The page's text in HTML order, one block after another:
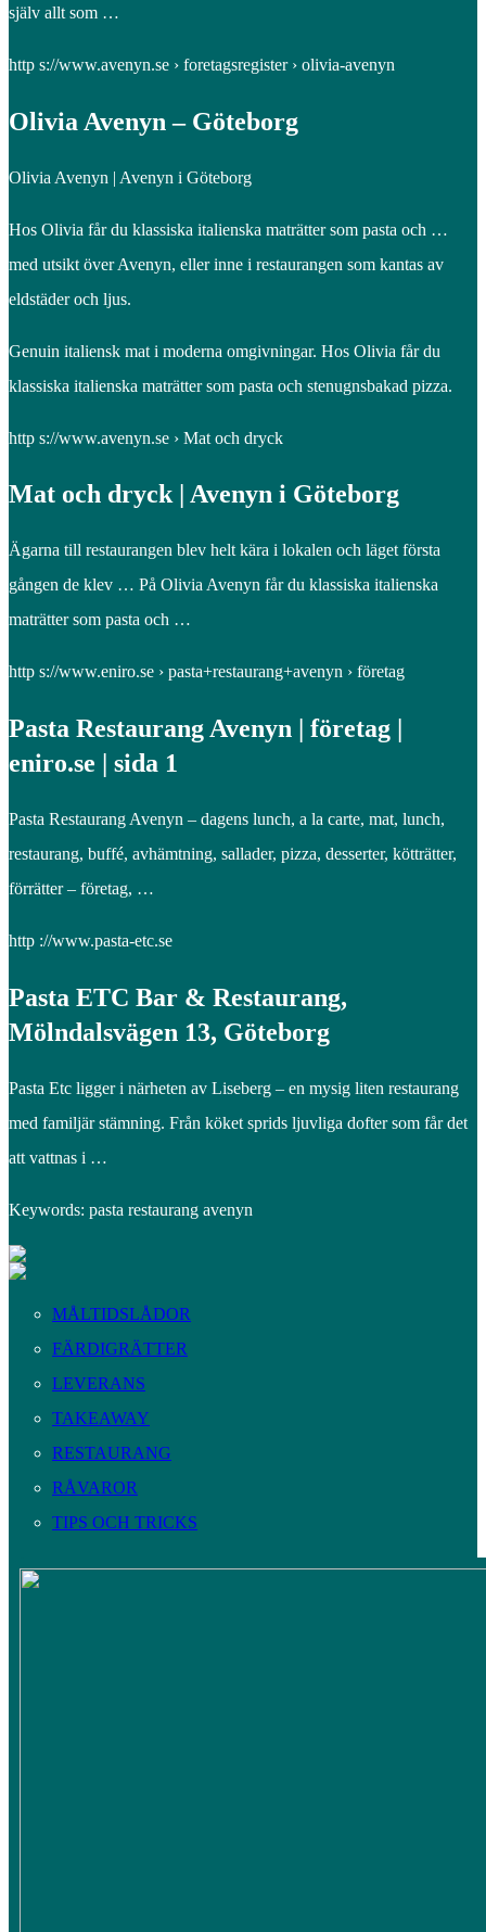
själv allt som …
http s://www.avenyn.se › foretagsregister › olivia-avenyn
Olivia Avenyn – Göteborg
Olivia Avenyn | Avenyn i Göteborg
Hos Olivia får du klassiska italienska maträtter som pasta och …
med utsikt över Avenyn, eller inne i restaurangen som kantas av
eldstäder och ljus.
Genuin italiensk mat i moderna omgivningar. Hos Olivia får du
klassiska italienska maträtter som pasta och stenugnsbakad pizza.
http s://www.avenyn.se › Mat och dryck
Mat och dryck | Avenyn i Göteborg
Ägarna till restaurangen blev helt kära i lokalen och läget första
gången de klev … På Olivia Avenyn får du klassiska italienska
maträtter som pasta och …
http s://www.eniro.se › pasta+restaurang+avenyn › företag
Pasta Restaurang Avenyn | företag |
eniro.se | sida 1
Pasta Restaurang Avenyn – dagens lunch, a la carte, mat, lunch,
restaurang, buffé, avhämtning, sallader, pizza, desserter, kötträtter,
förrätter – företag, …
http ://www.pasta-etc.se
Pasta ETC Bar & Restaurang,
Mölndalsvägen 13, Göteborg
Pasta Etc ligger i närheten av Liseberg – en mysig liten restaurang
med familjär stämning. Från köket sprids ljuvliga dofter som får det
att vattnas i …
Keywords: pasta restaurang avenyn
MÅLTIDSLÅDOR
FÄRDIGRÄTTER
LEVERANS
TAKEAWAY
RESTAURANG
RÅVAROR
TIPS OCH TRICKS